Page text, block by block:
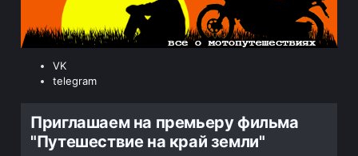
VK
telegram
Приглашаем на премьеру фильма
"Путешествие на край земли"